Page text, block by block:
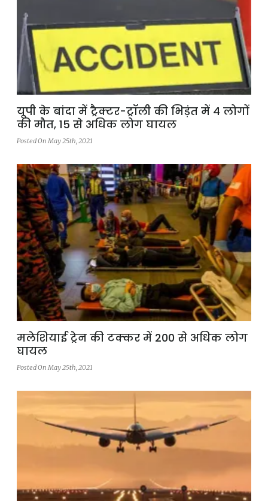
यूपी के बांदा में ट्रैक्टर-ट्रॉली की भिड़ंत में 4 लोगों
की मौत, 15 से अधिक लोग घायल
Posted On May 25th, 2021
मलेशियाई ट्रेन की टक्कर में 200 से अधिक लोग
घायल
Posted On May 25th, 2021